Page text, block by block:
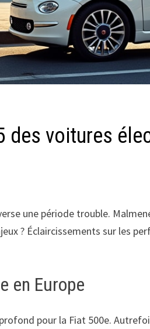
des voitures
une période trouble.
? Éclaircissements sur les
en Europe
pour la Fiat 500e.